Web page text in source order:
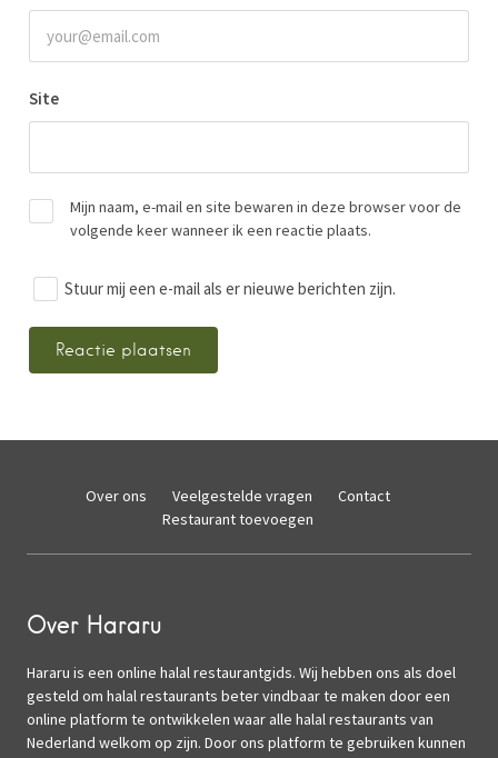
Site
Mijn naam, e-mail en site bewaren in deze browser voor de
volgende keer wanneer ik een reactie plaats.
Stuur mij een e-mail als er nieuwe berichten zijn.
Over ons Veelgestelde vragen
Contact
Restaurant toevoegen
Over Hararu
Hararu is een online halal restaurantgids. Wij hebben ons als doel
gesteld om halal restaurants beter vindbaar te maken door een
online platform te ontwikkelen waar alle halal restaurants van
Nederland welkom op zijn. Door ons platform te gebruiken kunnen